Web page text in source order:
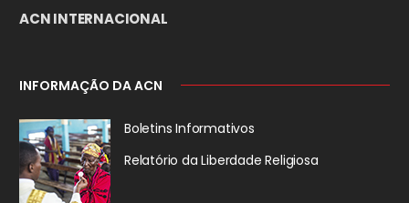
ACN INTERNACIONAL
INFORMAÇÃO DA ACN
Boletins Informativos
Relatório da Liberdade Religiosa